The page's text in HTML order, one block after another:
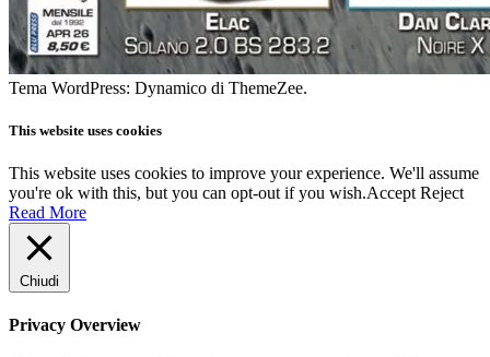
Tema WordPress: Dynamico di ThemeZee.
This website uses cookies
This website uses cookies to improve your experience. We'll assume
you're ok with this, but you can opt-out if you wish.Accept Reject
Read More
Chiudi
Privacy Overview